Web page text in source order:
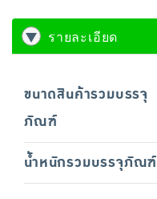
รายละเอียด
ขนาดสินค้ารวมบรรจุ
ภัณฑ์
น้ำหนักรวมบรรจุภัณฑ์